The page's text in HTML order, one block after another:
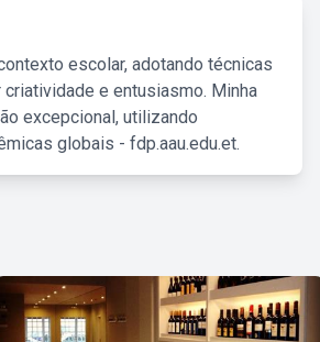
escolar, adotando técnicas
e entusiasmo. Minha
excepcional, utilizando
globais - fdp.aau.edu.et.